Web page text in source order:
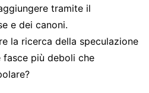
tramite il
e dei canoni.
la ricerca della speculazione
più deboli che